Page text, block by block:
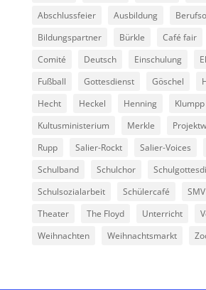
Abschlussfeier
Ausbildung
Bildungspartner
Bürkle Café fair
Comité
Deutsch Einschulung
Fußball
Gottesdienst Göschel
Hecht
Heckel Henning
Klumpp
Kultusministerium
Merkle
Rupp
Salier-Rockt Salier-Voices
Schulband
Schulchor
Schulsozialarbeit
Schülercafé SMV
Theater
The Floyd Unterricht
Weihnachten
Weihnachtsmarkt